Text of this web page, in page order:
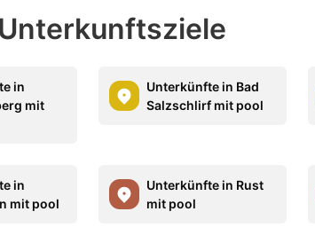
in
mit
Unterkünfte in Bad
Salzschlirf mit pool
in
mit pool
Unterkünfte in Rust
mit pool